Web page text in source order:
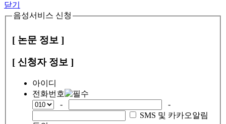
닫기
음성서비스 신청
[ 논문 정보 ]
[ 신청자 정보 ]
아이디
전화번호
-
-
SMS 및 카카오알림